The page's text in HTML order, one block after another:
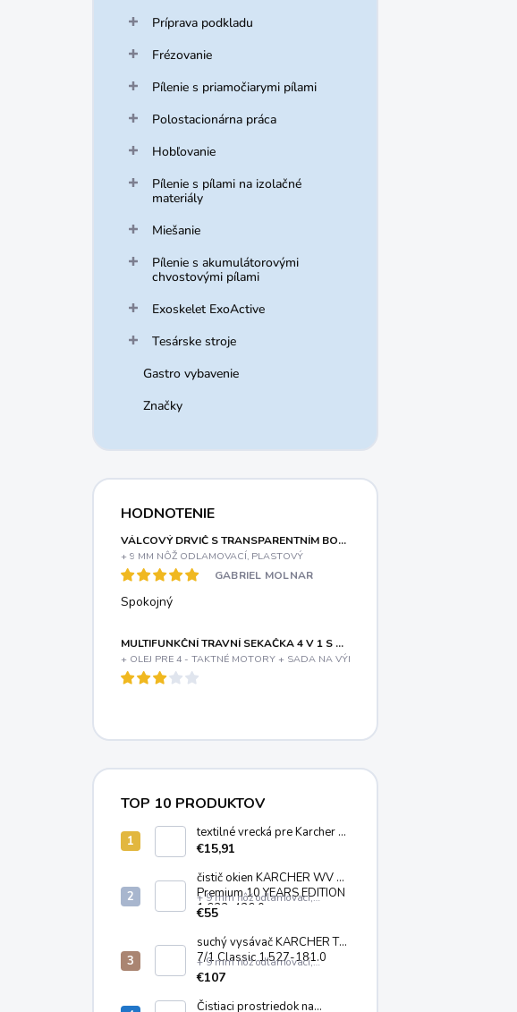
Príprava podkladu
Frézovanie
Pílenie s priamočiarymi pílami
Polostacionárna práca
Hobľovanie
Pílenie s pílami na izolačné
materiály
Miešanie
Pílenie s akumulátorovými
chvostovými pílami
Exoskelet ExoActive
Tesárske stroje
Gastro vybavenie
Značky
HODNOTENIE
VÁLCOVÝ DRVIČ S TRANSPARENTNÍM BOXOM A ELEKTRICKÝM MOTOROM 3000 W RIWALL PRO RES 3044 B
+ 9 MM NÔŽ ODLAMOVACÍ, PLASTOVÝ
GABRIEL MOLNAR
Spokojný
MULTIFUNKČNÍ TRAVNÍ SEKAČKA 4 V 1 S BENZINOVÝM MOTOREM A VARIABILNÍM POJEZDEM RIWALL PRO RPM 5155 V PRO
+ OLEJ PRE 4 - TAKTNÉ MOTORY + SADA NA VÝMENU OLEJA
TOP 10 PRODUKTOV
textilné vrecká pre Karcher T
7/1, T 8/1, T 11/1 (10ks)
€15,91
čistič okien KÄRCHER WV 2
Premium 10 YEARS EDITION
1.633-426.0
+ 9 mm nôž odlamovací,
plastový
€55
suchý vysávač KARCHER T
7/1 Classic 1.527-181.0
+ 9 mm nôž odlamovací,
plastový
€107
Čistiaci prostriedok na